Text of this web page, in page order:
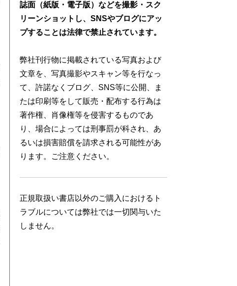
誌面（紙版・電子版）などを撮影・スク
リーンショットし、SNSやブログにアッ
プすることは法律で禁止されています。
弊社刊行物に掲載されている写真および
文章を、写真撮影やスキャン等を行なっ
て、許諾なくブログ、SNS等に公開、ま
たは印刷等をして販売・配布する行為は
著作権、肖像権等を侵害するものであ
り、場合によっては刑事罰が科され、あ
るいは損害賠償を請求される可能性があ
ります。ご注意ください。
正規取扱い書店以外のご購入におけるト
ラブルについては弊社では一切関与いた
しません。